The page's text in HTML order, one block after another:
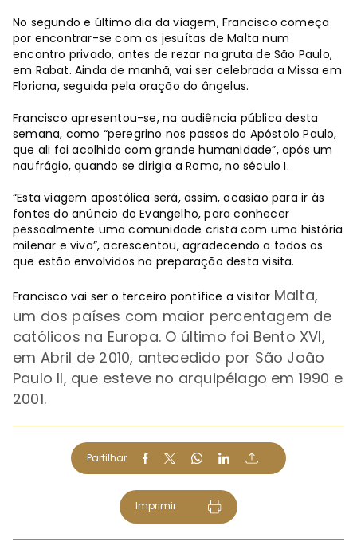
No segundo e último dia da viagem, Francisco começa
por encontrar-se com os jesuítas de Malta num
encontro privado, antes de rezar na gruta de São Paulo,
em Rabat. Ainda de manhã, vai ser celebrada a Missa em
Floriana, seguida pela oração do ângelus.
Francisco apresentou-se, na audiência pública desta
semana, como “peregrino nos passos do Apóstolo Paulo,
que ali foi acolhido com grande humanidade”, após um
naufrágio, quando se dirigia a Roma, no século I.
“Esta viagem apostólica será, assim, ocasião para ir às
fontes do anúncio do Evangelho, para conhecer
pessoalmente uma comunidade cristã com uma história
milenar e viva”, acrescentou, agradecendo a todos os
que estão envolvidos na preparação desta visita.
Francisco vai ser o terceiro pontífice a visitar Malta,
um dos países com maior percentagem de
católicos na Europa. O último foi Bento XVI,
em Abril de 2010, antecedido por São João
Paulo II, que esteve no arquipélago em 1990 e
2001.
Partilhar
Imprimir